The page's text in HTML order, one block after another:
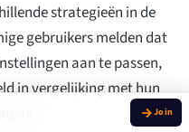
strategieën in de
gebruikers melden dat
aan te passen,
in vergelijking met hun